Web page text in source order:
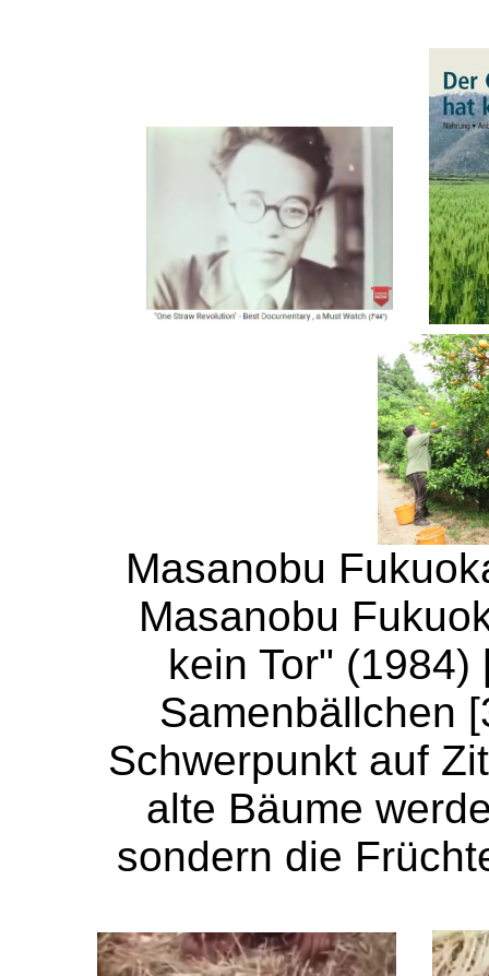
Masanobu
Masanobu
kein Tor"
Samenbällchen
Schwerpunkt auf
alte Bäume
sondern die